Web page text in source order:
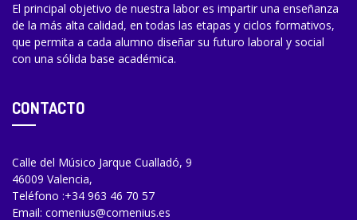
El principal objetivo de nuestra labor es impartir una enseñanza
de la más alta calidad, en todas las etapas y ciclos formativos,
que permita a cada alumno diseñar su futuro laboral y social
con una sólida base académica.
CONTACTO
Calle del Músico Jarque Cualladó, 9
46009 Valencia,
Teléfono :+34 963 46 70 57
Email: comenius@comenius.es